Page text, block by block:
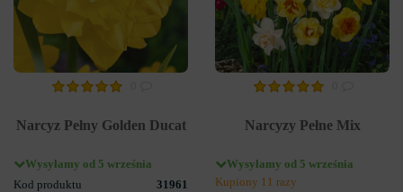
Narcyz Pełny Golden Ducat
Wysyłamy od 5 września
Kod produktu
31961
Narcyzy Pełne Mix
Wysyłamy od 5 września
Kupiony 11 razy